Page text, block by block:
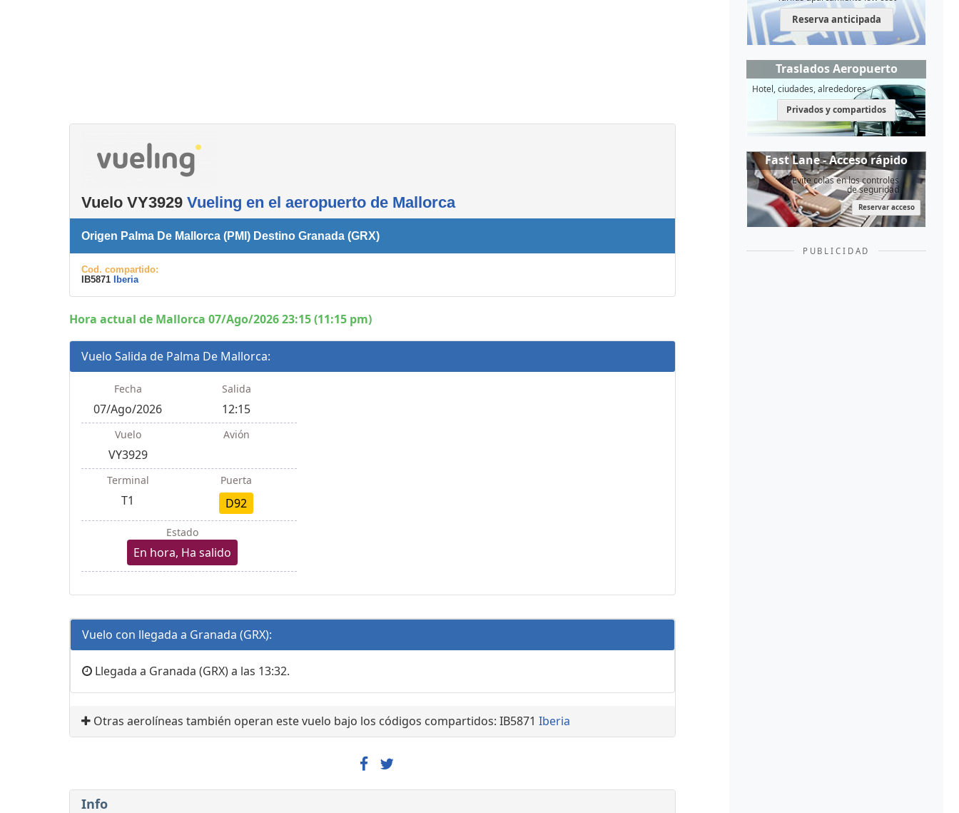
Vuelo VY3929 Vueling en el aeropuerto de Mallorca
Origen Palma De Mallorca (PMI) Destino Granada (GRX)
Cod. compartido:
IB5871
Iberia
Hora actual de Mallorca 07/Ago/2026 23:15 (11:15 pm)
Vuelo Salida de Palma De Mallorca:
Fecha
07/Ago/2026
Salida
12:15
Vuelo
VY3929
Avión
Terminal
T1
Puerta
D92
Estado
En hora, Ha salido
Vuelo con llegada a Granada (GRX):
Llegada a Granada (GRX) a las 13:32.
Otras aerolíneas también operan este vuelo bajo los códigos compartidos: IB5871 Iberia
Info
Reserva anticipada
Traslados Aeropuerto
Hotel, ciudades, alrededores
Privados y compartidos
Fast Lane - Acceso rápido
Evite colas en los controles
de seguridad
Reservar acceso
PUBLICIDAD